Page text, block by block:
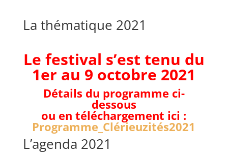
La thématique 2021
Le festival s’est tenu du
1er au 9 octobre 2021
Détails du programme ci-
dessous
ou en téléchargement ici :
Programme_Clérieuzités2021
L’agenda 2021